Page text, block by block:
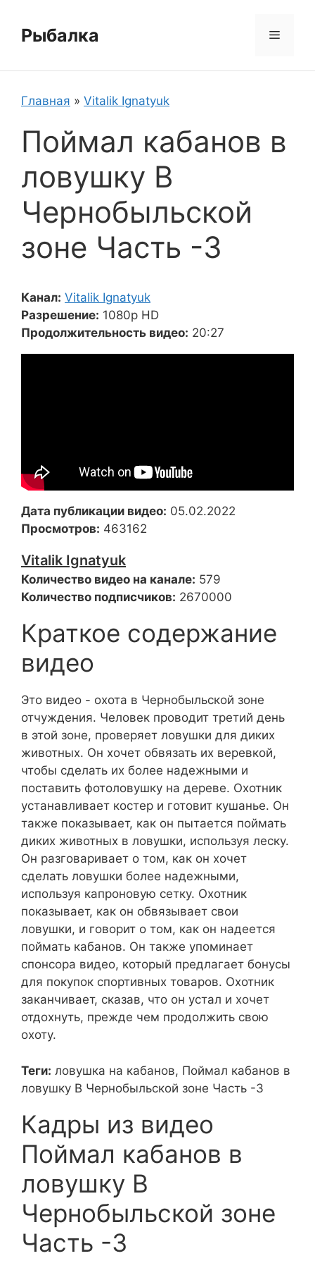
содержимому
Рыбалка Меню
Главная » Vitalik Ignatyuk
Поймал кабанов в
ловушку В
Чернобыльской
зоне Часть -3
Канал: Vitalik Ignatyuk
Разрешение: 1080p HD
Продолжительность видео: 20:27
Дата публикации видео: 05.02.2022
Просмотров: 463162
Vitalik Ignatyuk
Количество видео на канале: 579
Количество подписчиков: 2670000
Краткое содержание
видео
Это видео - охота в Чернобыльской зоне
отчуждения. Человек проводит третий день
в этой зоне, проверяет ловушки для диких
животных. Он хочет обвязать их веревкой,
чтобы сделать их более надежными и
поставить фотоловушку на дереве. Охотник
устанавливает костер и готовит кушанье. Он
также показывает, как он пытается поймать
диких животных в ловушки, используя леску.
Он разговаривает о том, как он хочет
сделать ловушки более надежными,
используя капроновую сетку. Охотник
показывает, как он обвязывает свои
ловушки, и говорит о том, как он надеется
поймать кабанов. Он также упоминает
спонсора видео, который предлагает бонусы
для покупок спортивных товаров. Охотник
заканчивает, сказав, что он устал и хочет
отдохнуть, прежде чем продолжить свою
охоту.
Теги: ловушка на кабанов, Поймал кабанов в
ловушку В Чернобыльской зоне Часть -3
Кадры из видео
Поймал кабанов в
ловушку В
Чернобыльской зоне
Часть -3